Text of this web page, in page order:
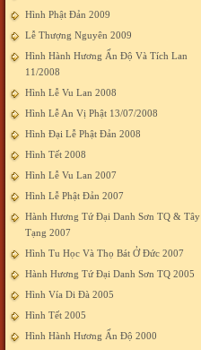
Hình Phật Đản 2009
Lễ Thượng Nguyên 2009
Hình Hành Hương Ấn Độ Và Tích Lan
11/2008
Hình Lễ Vu Lan 2008
Hình Lễ An Vị Phật 13/07/2008
Hình Đại Lễ Phật Đản 2008
Hình Tết 2008
Hình Lễ Vu Lan 2007
Hình Lễ Phật Đản 2007
Hành Hương Tứ Đại Danh Sơn TQ & Tây
Tạng 2007
Hình Tu Học Và Thọ Bát Ở Đức 2007
Hành Hương Tứ Đại Danh Sơn TQ 2005
Hình Vía Di Đà 2005
Hình Tết 2005
Hình Hành Hương Ấn Độ 2000